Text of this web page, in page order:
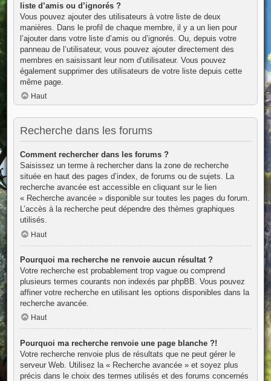
liste d’amis ou d’ignorés ?
Vous pouvez ajouter des utilisateurs à votre liste de deux
manières. Dans le profil de chaque membre, il y a un lien pour
l’ajouter dans votre liste d’amis ou d’ignorés. Ou, depuis votre
panneau de l’utilisateur, vous pouvez ajouter directement des
membres en saisissant leur nom d’utilisateur. Vous pouvez
également supprimer des utilisateurs de votre liste depuis cette
même page.
Haut
Recherche dans les forums
Comment rechercher dans les forums ?
Saisissez un terme à rechercher dans la zone de recherche
située en haut des pages d’index, de forums ou de sujets. La
recherche avancée est accessible en cliquant sur le lien
« Recherche avancée » disponible sur toutes les pages du forum.
L’accès à la recherche peut dépendre des thèmes graphiques
utilisés.
Haut
Pourquoi ma recherche ne renvoie aucun résultat ?
Votre recherche est probablement trop vague ou comprend
plusieurs termes courants non indexés par phpBB. Vous pouvez
affiner votre recherche en utilisant les options disponibles dans la
recherche avancée.
Haut
Pourquoi ma recherche renvoie une page blanche ?!
Votre recherche renvoie plus de résultats que ne peut gérer le
serveur Web. Utilisez la « Recherche avancée » et soyez plus
précis dans le choix des termes utilisés et des forums concernés